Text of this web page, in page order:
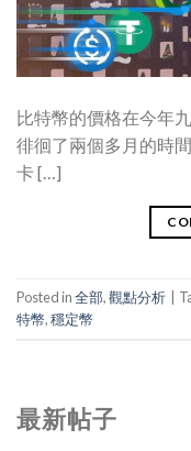
比特幣的價格在今年
徘徊了兩個多月的時
卡 […]
Posted in全部,觀點分析
特幣,穩定幣
最新帖子